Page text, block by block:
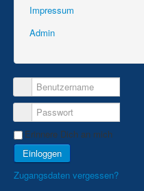
Impressum
Admin
Erinnere Dich an mich
Einloggen
Zugangsdaten vergessen?